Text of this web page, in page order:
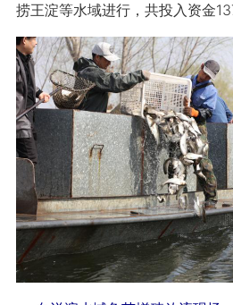
捞王淀等水域进行，共投入资金